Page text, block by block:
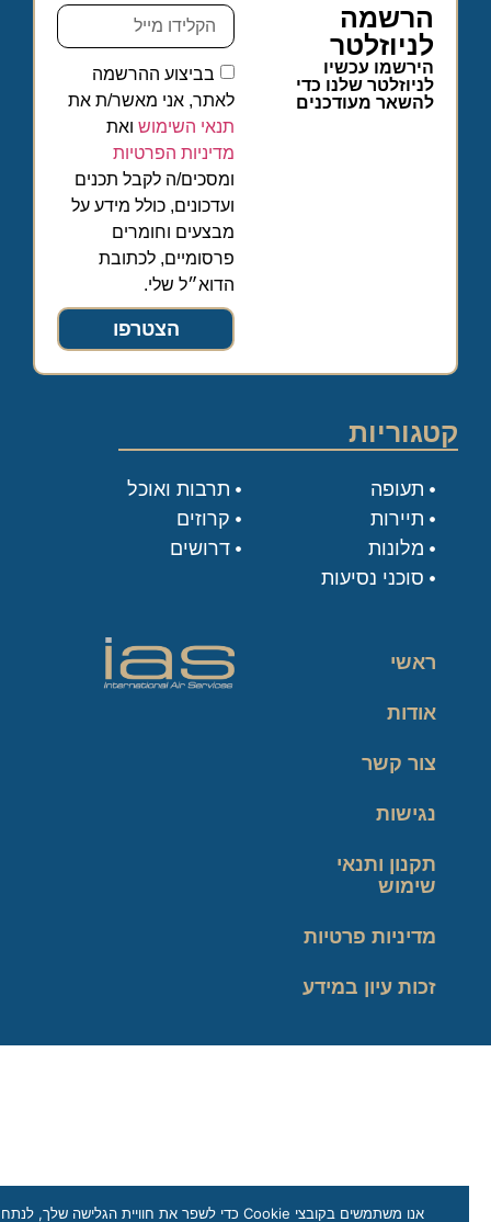
הרשמה
לניוזלטר
הירשמו עכשיו
לניוזלטר שלנו כדי
להשאר מעודכנים
בביצוע ההרשמה
לאתר, אני מאשר/ת את
תנאי השימושואת
מדיניות הפרטיות
ומסכים/ה לקבל תכנים
ועדכונים, כולל מידע על
מבצעים וחומרים
פרסומיים, לכתובת
הדוא״ל שלי.
הצטרפו
קטגוריות
תעופה
תיירות
מלונות
סוכני נסיעות
תרבות ואוכל
קרוזים
דרושים
ראשי
אודות
צור קשר
נגישות
תקנון ותנאי
שימוש
מדיניות פרטיות
זכות עיון במידע
אנו משתמשים בקובצי Cookie כדי לשפר את חוויית הגלישה שלך, לנתח